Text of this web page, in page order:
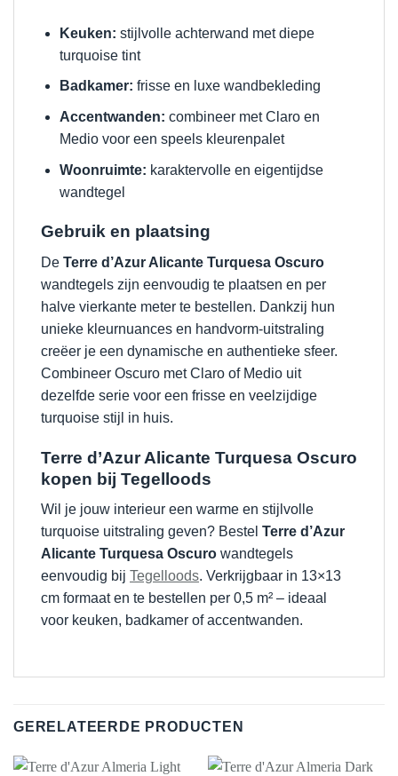
Keuken: stijlvolle achterwand met diepe
turquoise tint
Badkamer: frisse en luxe wandbekleding
Accentwanden: combineer met Claro en
Medio voor een speels kleurenpalet
Woonruimte: karaktervolle en eigentijdse
wandtegel
Gebruik en plaatsing
De Terre d’Azur Alicante Turquesa Oscuro
wandtegels zijn eenvoudig te plaatsen en per
halve vierkante meter te bestellen. Dankzij hun
unieke kleurnuances en handvorm-uitstraling
creëer je een dynamische en authentieke sfeer.
Combineer Oscuro met Claro of Medio uit
dezelfde serie voor een frisse en veelzijdige
turquoise stijl in huis.
Terre d’Azur Alicante Turquesa Oscuro
kopen bij Tegelloods
Wil je jouw interieur een warme en stijlvolle
turquoise uitstraling geven? Bestel Terre d’Azur
Alicante Turquesa Oscuro wandtegels
eenvoudig bij Tegelloods. Verkrijgbaar in 13×13
cm formaat en te bestellen per 0,5 m² – ideaal
voor keuken, badkamer of accentwanden.
GERELATEERDE PRODUCTEN